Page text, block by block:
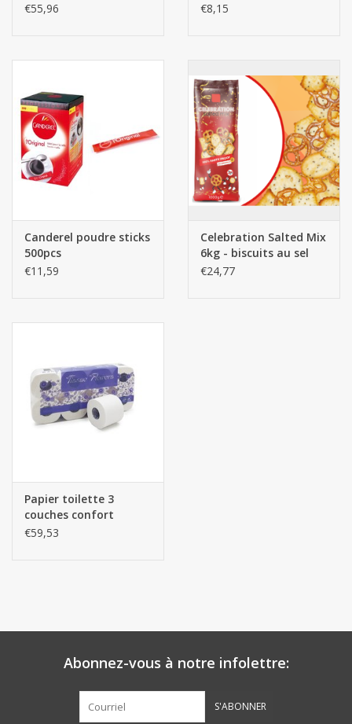
€55,96
€8,15
Canderel poudre sticks
500pcs
€11,59
Celebration Salted Mix
6kg - biscuits au sel
€24,77
Papier toilette 3
couches confort
€59,53
Abonnez-vous à notre infolettre:
S'ABONNER